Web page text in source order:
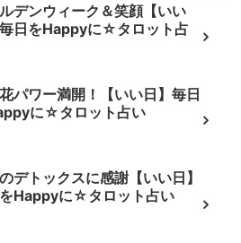
デンウィーク＆笑顔【いい
日をHappyに☆タロット占
パワー満開！【いい日】毎日
に☆タロット占い
デトックスに感謝【いい日】
Happyに☆タロット占い